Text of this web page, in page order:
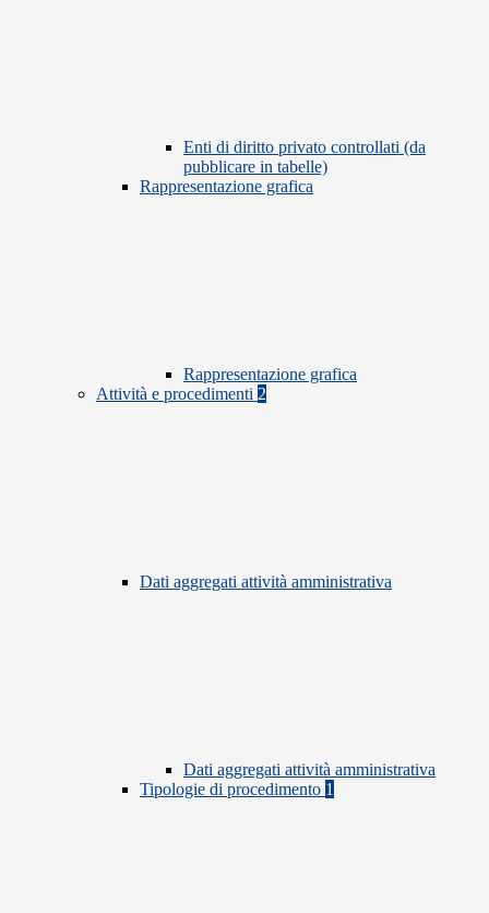
Enti di diritto privato controllati (da
pubblicare in tabelle)
Rappresentazione grafica
Rappresentazione grafica
Attività e procedimenti 2
Dati aggregati attività amministrativa
Dati aggregati attività amministrativa
Tipologie di procedimento 1